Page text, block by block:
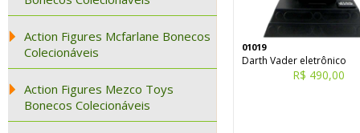
Action Figures Mcfarlane Bonecos
Colecionáveis
Action Figures Mezco Toys
Bonecos Colecionáveis
01019
Darth Vader eletrônico
R$ 490,00